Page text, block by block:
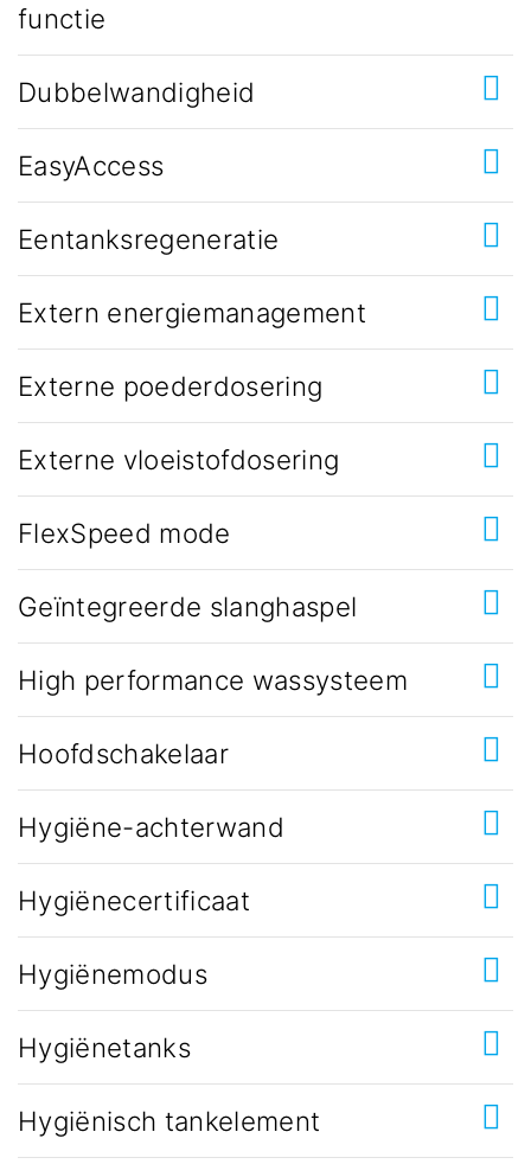
functie
Dubbelwandigheid
EasyAccess
Eentanksregeneratie
Extern energiemanagement
Externe poederdosering
Externe vloeistofdosering
FlexSpeed mode
Geïntegreerde slanghaspel
High performance wassysteem
Hoofdschakelaar
Hygiëne-achterwand
Hygiënecertificaat
Hygiënemodus
Hygiënetanks
Hygiënisch tankelement